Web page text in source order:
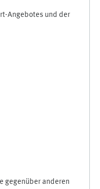
Angebotes und der
gegenüber anderen